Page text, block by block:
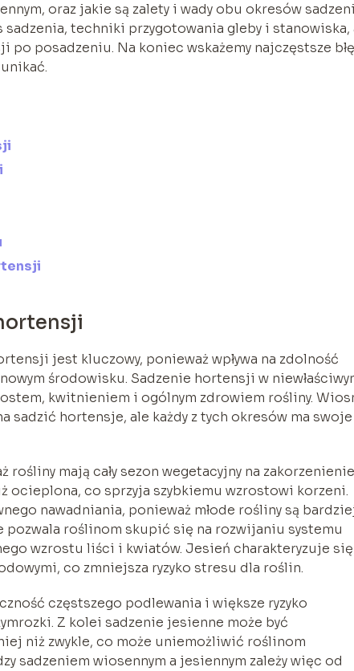
oraz jakie są zalety i wady obu okresów
sadzenia, techniki przygotowania gleby i stanowiska,
posadzeniu. Na koniec wskażemy najczęstsze
jest kluczowy, ponieważ wpływa na zdolność
środowisku. Sadzenie hortensji w
kwitnieniem i ogólnym zdrowiem rośliny.
sadzić hortensje, ale każdy z tych okresów ma swoje
mają cały sezon wegetacyjny na
ocieplona, co sprzyja szybkiemu wzrostowi korzeni.
nawadniania, ponieważ młode rośliny są
pozwala roślinom skupić się na rozwijaniu systemu
wzrostu liści i kwiatów. Jesień charakteryzuje się
co zmniejsza ryzyko stresu dla roślin.
częstszego podlewania i większe ryzyko
Z kolei sadzenie jesienne może być
niż zwykle, co może uniemożliwić roślinom
sadzeniem wiosennym a jesiennym zależy więc od